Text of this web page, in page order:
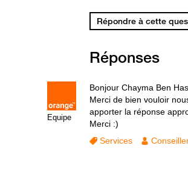
Répondre à cette
Réponses
Equipe
Bonjour Chayma Ben
Merci de bien vouloir
apporter la réponse
Merci :)
Services